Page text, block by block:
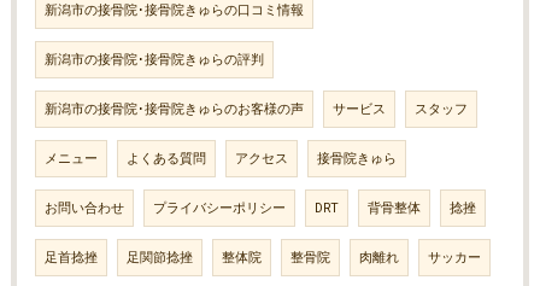
新潟市の接骨院･接骨院きゅらの口コミ情報
新潟市の接骨院･接骨院きゅらの評判
新潟市の接骨院･接骨院きゅらのお客様の声 サービス スタッフ
メニュー よくある質問 アクセス 接骨院きゅら
お問い合わせ プライバシーポリシー DRT 背骨整体 捻挫
足首捻挫 足関節捻挫 整体院 整骨院 肉離れ サッカー